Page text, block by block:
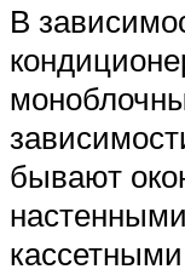
В
бывают